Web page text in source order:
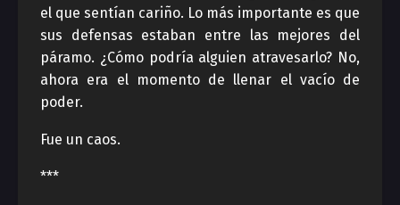
el que sentían cariño. Lo más importante es que
sus defensas estaban entre las mejores del
páramo. ¿Cómo podría alguien atravesarlo? No,
ahora era el momento de llenar el vacío de
poder.
Fue un caos.
***